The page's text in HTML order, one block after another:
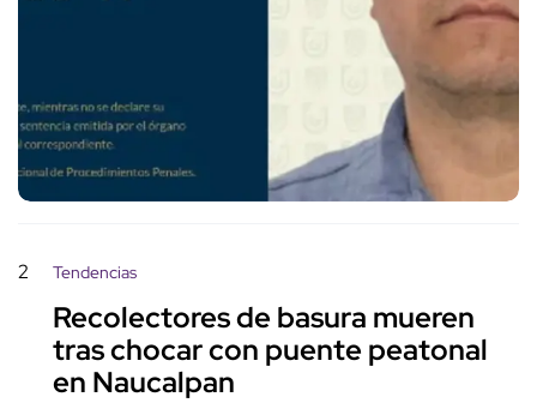
2 Tendencias
Recolectores de basura mueren
tras chocar con puente peatonal
en Naucalpan